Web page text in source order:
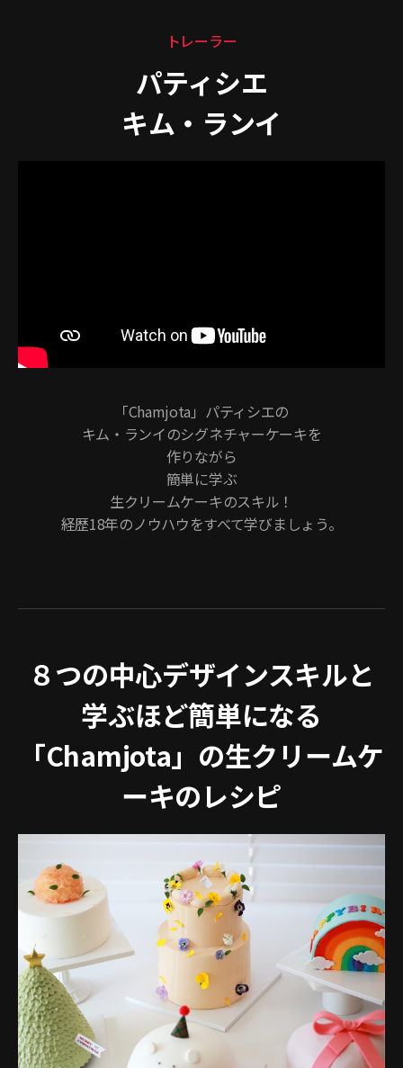
トレーラー
パティシエ
キム・ランイ
「Chamjota」パティシエの
キム・ランイのシグネチャーケーキを
作りながら
簡単に学ぶ
生クリームケーキのスキル！
経歴18年のノウハウをすべて学びましょう。
８つの中心デザインスキルと
学ぶほど簡単になる
「Chamjota」の生クリームケ
ーキのレシピ